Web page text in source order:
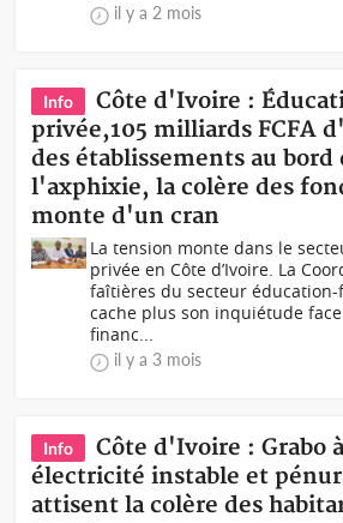
il y a 2 mois
Info
Côte d'Ivoire :
privée,105 milliards FCFA
des établissements au bord
l'axphixie, la colère des
monte d'un cran
La tension monte dans le
privée en Côte d’Ivoire. La
faîtières du secteur
cache plus son inquiétude
financ...
il y a 3 mois
Info
Côte d'Ivoire : Grabo
électricité instable et
attisent la colère des